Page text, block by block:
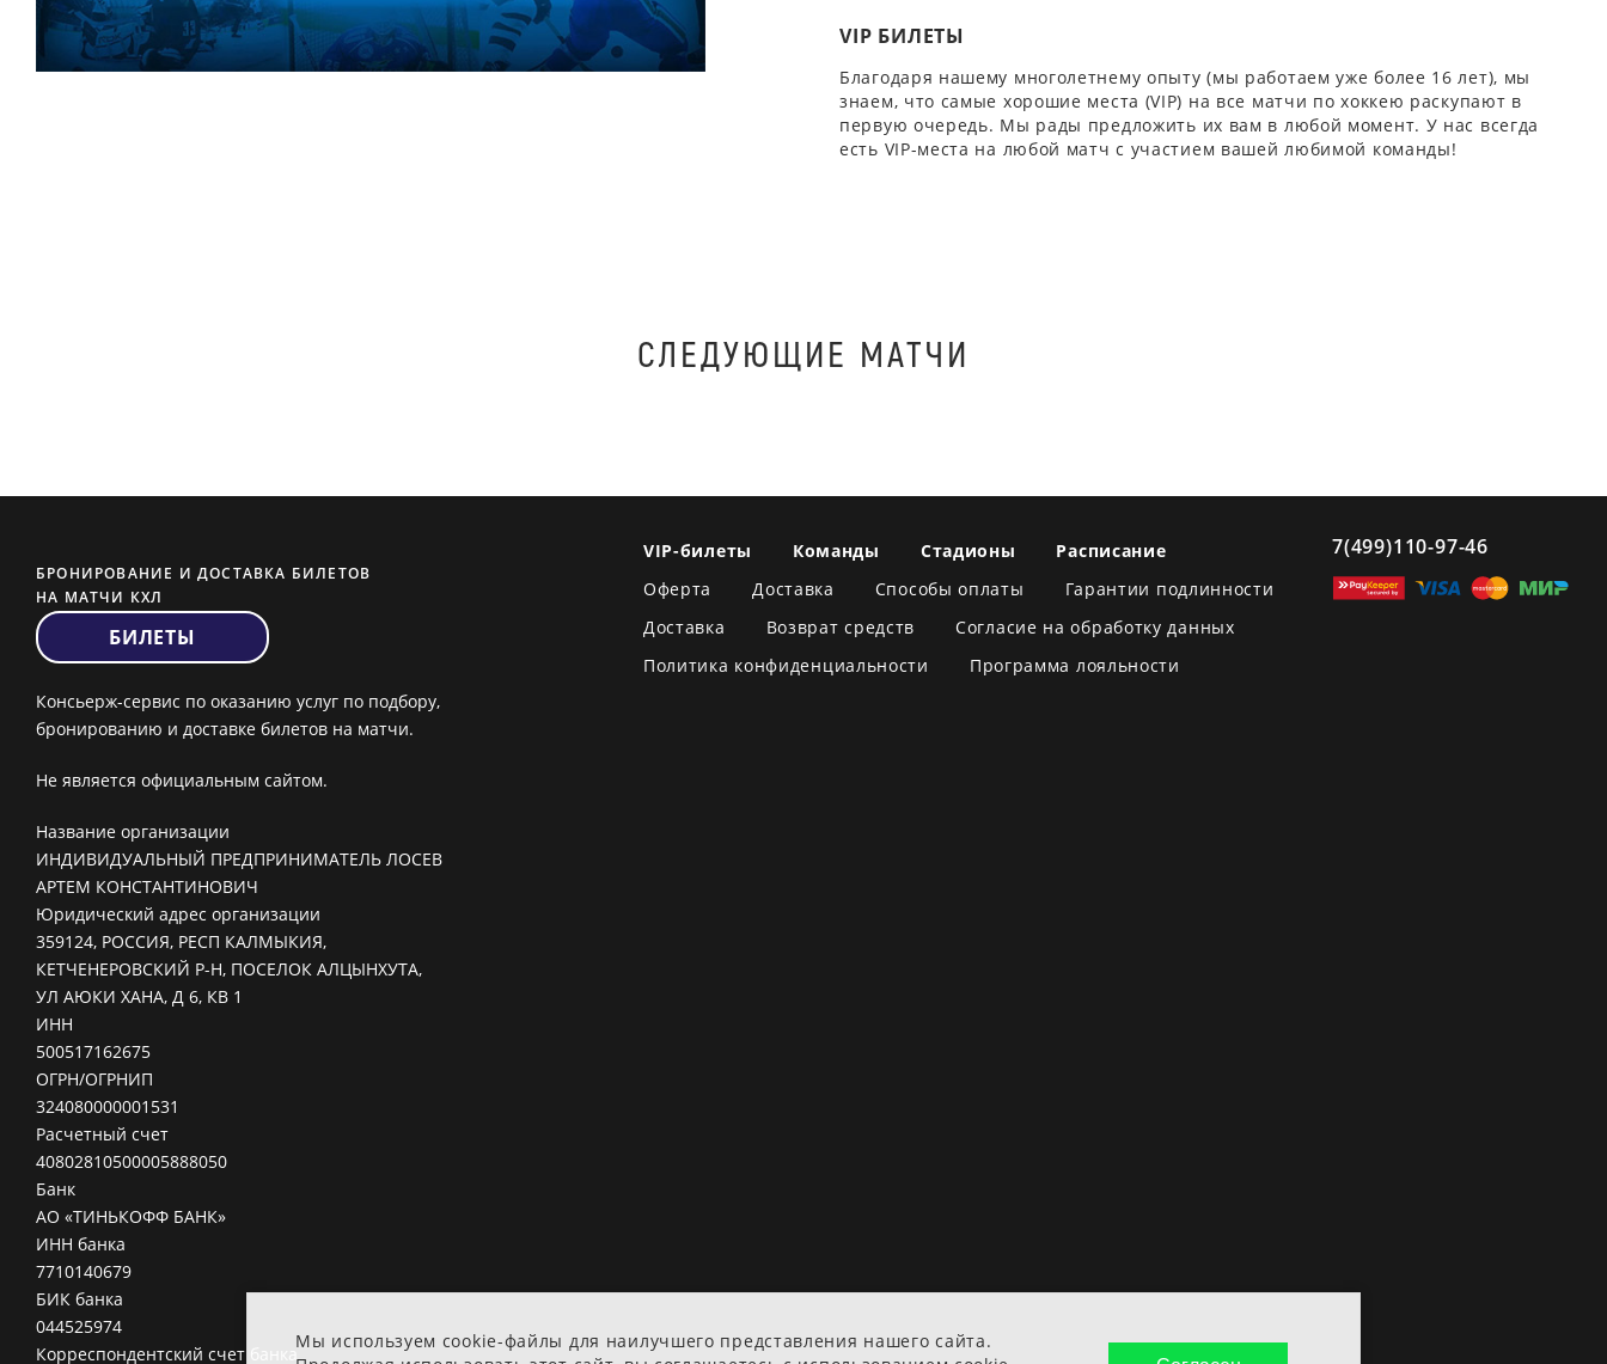
Мы используем cookie-файлы для наилучшего представления нашего сайта.
VIP БИЛЕТЫ
Благодаря нашему многолетнему опыту (мы работаем уже более 16 лет), мы
знаем, что самые хорошие места (VIP) на все матчи по хоккею раскупают в
первую очередь. Мы рады предложить их вам в любой момент. У нас всегда
есть VIP-места на любой матч с участием вашей любимой команды!
СЛЕДУЮЩИЕ МАТЧИ
БРОНИРОВАНИЕ И ДОСТАВКА БИЛЕТОВ
НА МАТЧИ КХЛ
БИЛЕТЫ
Консьерж-сервис по оказанию услуг по подбору,
бронированию и доставке билетов на матчи.
Не является официальным сайтом.
Название организации
ИНДИВИДУАЛЬНЫЙ ПРЕДПРИНИМАТЕЛЬ ЛОСЕВ
АРТЕМ КОНСТАНТИНОВИЧ
Юридический адрес организации
359124, РОССИЯ, РЕСП КАЛМЫКИЯ,
КЕТЧЕНЕРОВСКИЙ Р-Н, ПОСЕЛОК АЛЦЫНХУТА,
УЛ АЮКИ ХАНА, Д 6, КВ 1
ИНН
500517162675
ОГРН/ОГРНИП
324080000001531
Расчетный счет
40802810500005888050
Банк
АО «ТИНЬКОФФ БАНК»
ИНН банка
7710140679
БИК банка
044525974
Корреспондентский счет банка
VIP-билеты Команды Стадионы
Расписание
Оферта
Доставка Способы оплаты
Гарантии подлинности
Доставка
Возврат средств
Согласие на обработку данных
Политика конфиденциальности
Программа лояльности
7(499)110-97-46